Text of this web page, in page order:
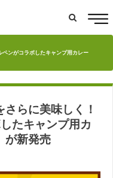
ンがコラボしたキャンプ用カレー
らに美味しく！
たキャンプ用カ
が新発売